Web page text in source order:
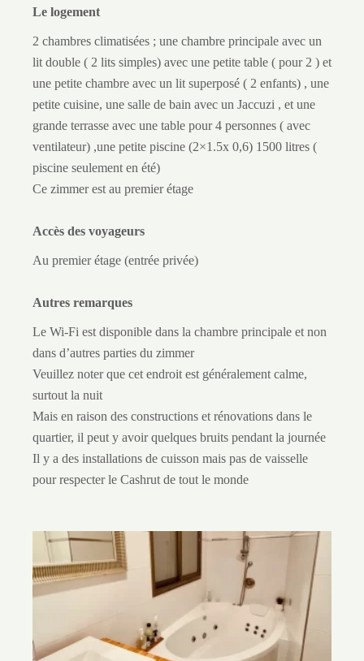
Le logement
2 chambres climatisées ; une chambre principale avec un
lit double ( 2 lits simples) avec une petite table ( pour 2 ) et
une petite chambre avec un lit superposé ( 2 enfants) , une
petite cuisine, une salle de bain avec un Jaccuzi , et une
grande terrasse avec une table pour 4 personnes ( avec
ventilateur) ,une petite piscine (2×1.5x 0,6) 1500 litres (
piscine seulement en été)
Ce zimmer est au premier étage
Accès des voyageurs
Au premier étage (entrée privée)
Autres remarques
Le Wi-Fi est disponible dans la chambre principale et non
dans d’autres parties du zimmer
Veuillez noter que cet endroit est généralement calme,
surtout la nuit
Mais en raison des constructions et rénovations dans le
quartier, il peut y avoir quelques bruits pendant la journée
Il y a des installations de cuisson mais pas de vaisselle
pour respecter le Cashrut de tout le monde